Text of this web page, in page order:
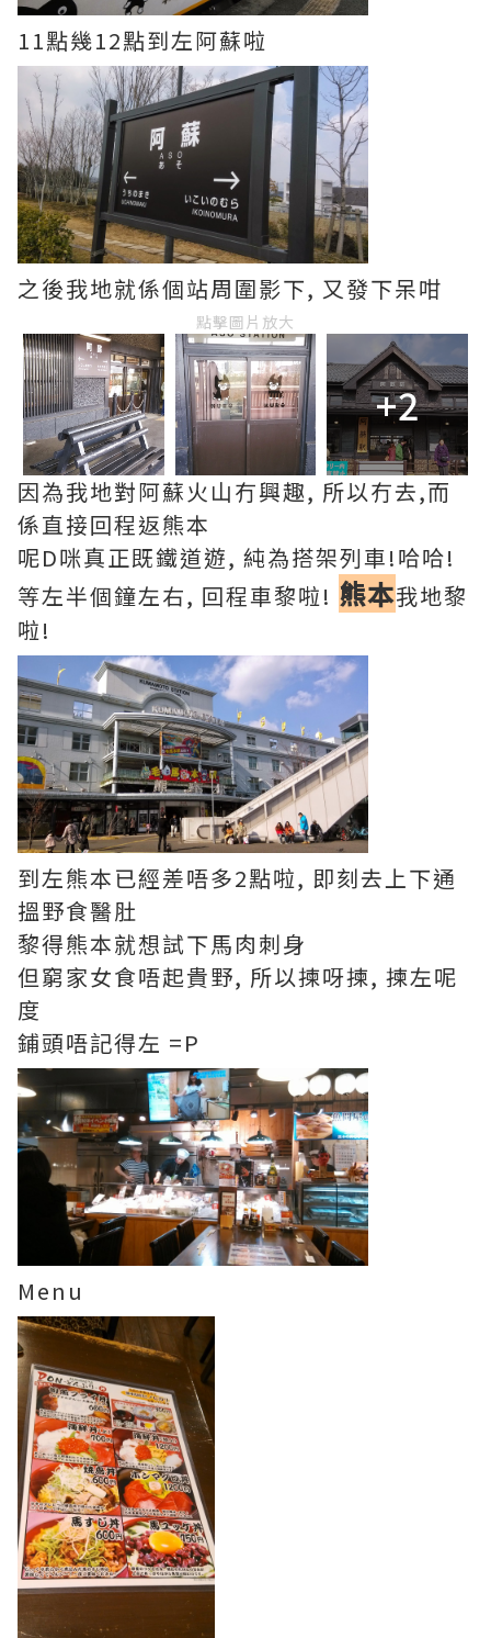
11點幾12點到左阿蘇啦
之後我地就係個站周圍影下, 又發下呆咁
點擊圖片放大
+2
因為我地對阿蘇火山冇興趣, 所以冇去,而
係直接回程返熊本
呢D咪真正既鐵道遊, 純為搭架列車!哈哈!
等左半個鐘左右, 回程車黎啦! 熊本我地黎
啦!
到左熊本已經差唔多2點啦, 即刻去上下通
搵野食醫肚
黎得熊本就想試下馬肉刺身
但窮家女食唔起貴野, 所以揀呀揀, 揀左呢
度
鋪頭唔記得左 =P
Menu